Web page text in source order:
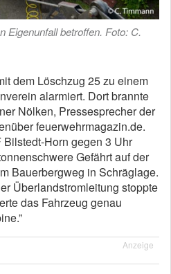
Eigenunfall betroffen. Foto: C.
dem Löschzug 25 zu einem
alarmiert. Dort brannte
Nölken, Pressesprecher der
feuerwehrmagazin.de.
Horn gegen 3 Uhr
Gefährt auf der
Bauerbergweg in Schräglage.
Überlandstromleitung stoppte
das Fahrzeug genau
Anzeige